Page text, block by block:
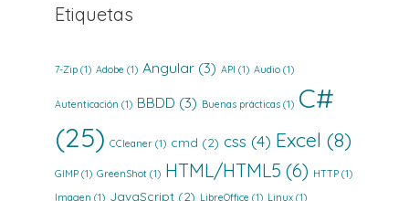
Etiquetas
7-Zip (1) Adobe (1) Angular (3) API (1) Audio (1)
Autenticación (1) BBDD (3) Buenas prácticas (1) C#
(25) CCleaner (1) cmd (2) css (4) Excel (8)
GIMP (1) GreenShot (1) HTML/HTML5 (6) HTTP (1)
Imagen (1) JavaScript (2) LibreOffice (1) Linux (1)